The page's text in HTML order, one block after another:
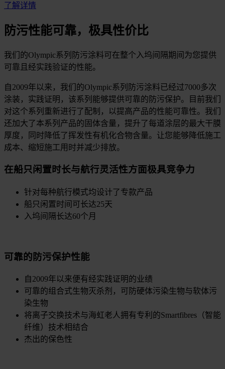
了解详情
防污性能可靠，极具性价比
我们的Olympic系列防污涂料可在整个入坞间隔期间为您提供
可靠且经实践验证的性能。
自2009年以来，我们的Olympic系列防污涂料已经过7000多次
涂装，实践证明，该系列能够提供可靠的防污保护。目前我们
对这个系列重新进行了配制，以提高产品的性能可靠性。我们
还加大了本系列产品的固体含量，提升了每道涂层的最大干膜
厚度，同时降低了挥发性有机化合物含量。让您能够降低施工
成本、缩短施工用时并减少排放。
在船只闲置时长与航行灵活性方面极具竞争力
针对每种航行模式均设计了专款产品
船只闲置时间可长达25天
入坞间隔长达60个月
可靠的防污保护性能
自2009年以来便有经实践证明的业绩
可靠的组合式生物灭杀剂，可防硬体污染生物与软体污
染生物
将离子交换技术与海虹老人拥有专利的Smartfibres（智能
纤维）技术相结合
杰出的保色性